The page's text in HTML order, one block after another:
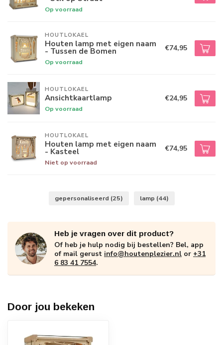
Op voorraad
HOUTLOKAEL
Houten lamp met eigen naam
- Tussen de Bomen
Op voorraad
€74,95
HOUTLOKAEL
Ansichtkaartlamp
Op voorraad
€24,95
HOUTLOKAEL
Houten lamp met eigen naam
- Kasteel
Niet op voorraad
€74,95
gepersonaliseerd (25) lamp (44)
Heb je vragen over dit product?
Of heb je hulp nodig bij bestellen? Bel, app
of mail gerust info@houtenplezier.nl or +31
6 83 41 7554.
Door jou bekeken